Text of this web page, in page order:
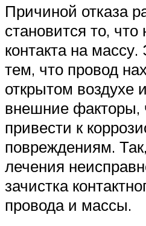
Причиной отказа
становится то, что
контакта на
тем, что провод
открытом воздухе
внешние факторы,
привести к
повреждениям.
лечения
зачистка
провода и массы.